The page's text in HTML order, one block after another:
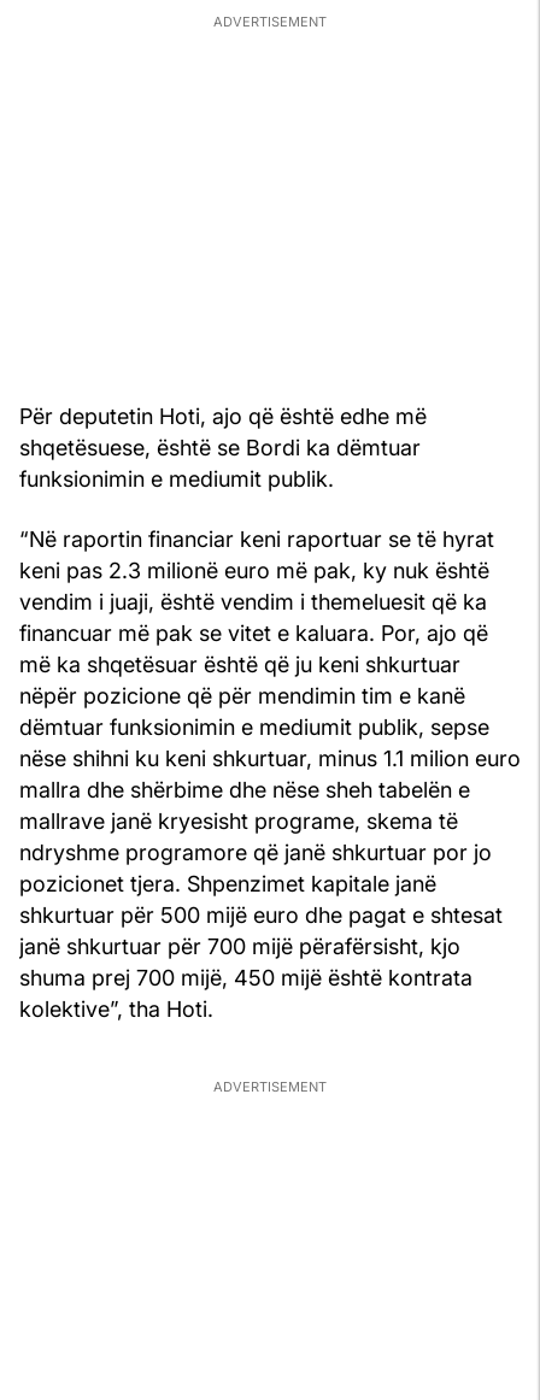
Për deputetin Hoti, ajo që është edhe më
shqetësuese, është se Bordi ka dëmtuar
funksionimin e mediumit publik.
“Në raportin financiar keni raportuar se të hyrat
keni pas 2.3 milionë euro më pak, ky nuk është
vendim i juaji, është vendim i themeluesit që ka
financuar më pak se vitet e kaluara. Por, ajo që
më ka shqetësuar është që ju keni shkurtuar
nëpër pozicione që për mendimin tim e kanë
dëmtuar funksionimin e mediumit publik, sepse
nëse shihni ku keni shkurtuar, minus 1.1 milion euro
mallra dhe shërbime dhe nëse sheh tabelën e
mallrave janë kryesisht programe, skema të
ndryshme programore që janë shkurtuar por jo
pozicionet tjera. Shpenzimet kapitale janë
shkurtuar për 500 mijë euro dhe pagat e shtesat
janë shkurtuar për 700 mijë përafërsisht, kjo
shuma prej 700 mijë, 450 mijë është kontrata
kolektive”, tha Hoti.